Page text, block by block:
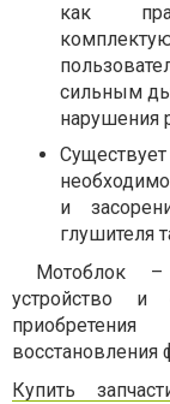
как
сильным
нарушения
и
глушителя
Мотоблок –
устройство и
Купить